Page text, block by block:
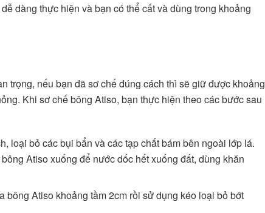
dàng thực hiện và bạn có thể cất và dùng trong khoảng
trọng, nếu bạn đã sơ chế đúng cách thì sẽ giữ được khoảng
Khi sơ chế bông Atiso, bạn thực hiện theo các bước sau
loại bỏ các bụi bẩn và các tạp chất bám bên ngoài lớp lá.
Atiso xuống để nước dốc hết xuống đất, dùng khăn
bông Atiso khoảng tầm 2cm rồi sử dụng kéo loại bỏ bớt